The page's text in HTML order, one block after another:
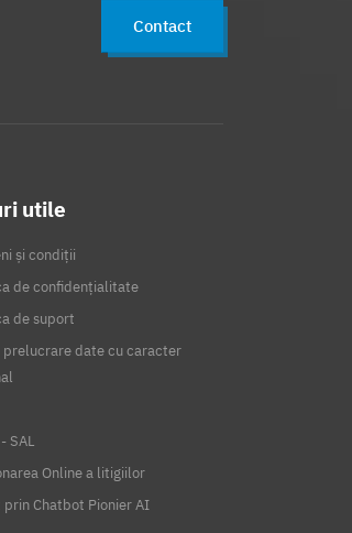
Contact
utile
și condiții
de confidențialitate
de suport
prelucrare date cu caracter
SAL
Online a litigiilor
prin Chatbot Pionier AI